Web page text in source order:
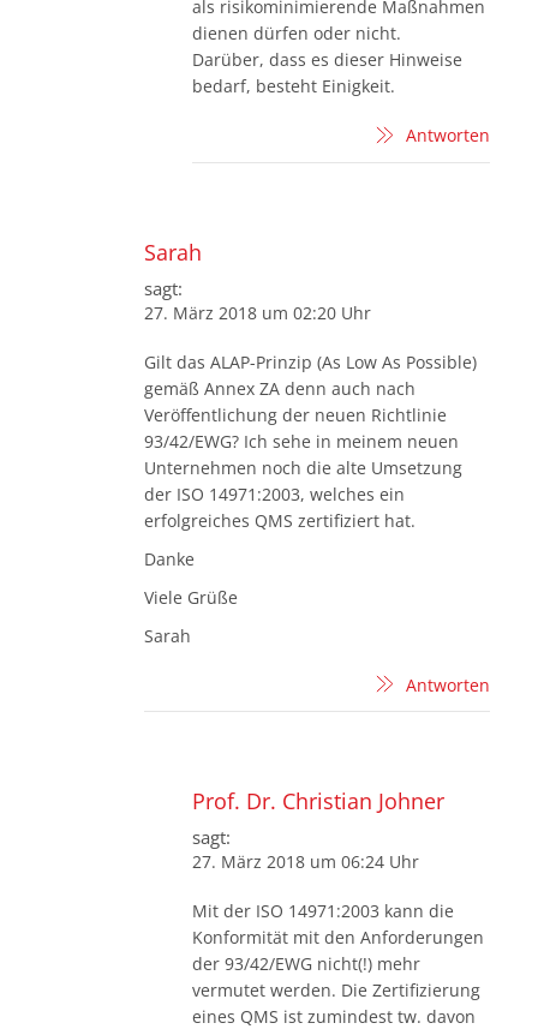
als risikominimierende Maßnahmen
dienen dürfen oder nicht.
Darüber, dass es dieser Hinweise
bedarf, besteht Einigkeit.
Antworten
Sarah
sagt:
27. März 2018 um 02:20 Uhr
Gilt das ALAP-Prinzip (As Low As Possible)
gemäß Annex ZA denn auch nach
Veröffentlichung der neuen Richtlinie
93/42/EWG? Ich sehe in meinem neuen
Unternehmen noch die alte Umsetzung
der ISO 14971:2003, welches ein
erfolgreiches QMS zertifiziert hat.
Danke
Viele Grüße
Sarah
Antworten
Prof. Dr. Christian Johner
sagt:
27. März 2018 um 06:24 Uhr
Mit der ISO 14971:2003 kann die
Konformität mit den Anforderungen
der 93/42/EWG nicht(!) mehr
vermutet werden. Die Zertifizierung
eines QMS ist zumindest tw. davon